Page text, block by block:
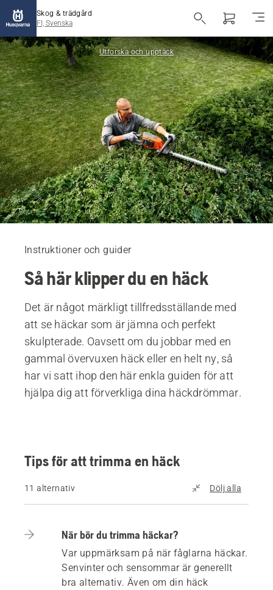
Skog & trädgård
FI, Svenska
Utforska och upptäck
Instruktioner och guider
Så här klipper du en häck
Det är något märkligt tillfredsställande med
att se häckar som är jämna och perfekt
skulpterade. Oavsett om du jobbar med en
gammal övervuxen häck eller en helt ny, så
har vi satt ihop den här enkla guiden för att
hjälpa dig att förverkliga dina häckdrömmar.
Tips för att trimma en häck
11 alternativ Dölj alla
När bör du trimma häckar?
Var uppmärksam på när fåglarna häckar.
Senvinter och sensommar är generellt
bra alternativ. Även om din häck